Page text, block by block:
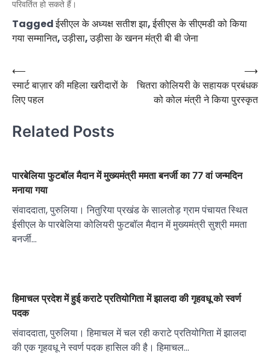
परिवर्तित हो सकते हैं।
Taggedईसीएल के अध्यक्ष सतीश झा,ईसीएस के सीएमडी को किया
गया सम्मानित,उड़ीसा,उड़ीसा के खनन मंत्री बी बी जेना
Post
navigation
⟵
स्मार्ट बाज़ार की महिला खरीदारों के
लिए पहल
चितरा कोलियरी के सहायक प्रबंधक
को कोल मंत्री ने किया पुरस्कृत
⟶
Related Posts
पारबेलिया फुटबॉल मैदान में मुख्यमंत्री ममता बनर्जी का 77 वां जन्मदिन
मनाया गया
संवाददाता, पुरुलिया। नितुरिया प्रखंड के सालतोड़ ग्राम पंचायत स्थित
ईसीएल के पारबेलिया कोलियरी फुटबॉल मैदान में मुख्यमंत्री सुश्री ममता
बनर्जी…
हिमाचल प्रदेश में हुई कराटे प्रतियोगिता में झालदा की गृहवधू को स्वर्ण
पदक
संवाददाता, पुरुलिया। हिमाचल में चल रही कराटे प्रतियोगिता में झालदा
की एक गृहवधू ने स्वर्ण पदक हासिल की है। हिमाचल…